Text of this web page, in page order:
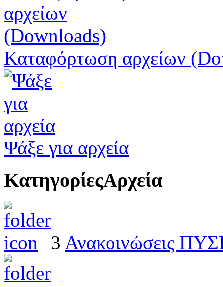
Καταφόρτωση αρχείων
Ψάξε για αρχεία
ΚατηγορίεςΑρχεία
3 Ανακοινώσεις